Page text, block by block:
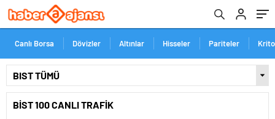
Canlı Borsa Dövizler Altınlar Hisseler Pariteler
BİST 100 CANLI TRAFİK